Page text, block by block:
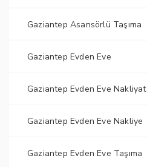
Gaziantep Asansörlü Taşıma
Gaziantep Evden Eve
Gaziantep Evden Eve Nakliyat
Gaziantep Evden Eve Nakliye
Gaziantep Evden Eve Taşıma